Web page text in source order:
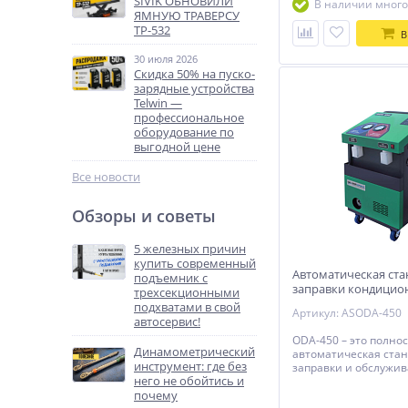
ЯМНУЮ ТРАВЕРСУ
ТР-532
30 июля 2026
Скидка 50% на пуско-
зарядные устройства
Telwin —
профессиональное
оборудование по
выгодной цене
Все новости
Обзоры и советы
5 железных причин
купить современный
подъемник с
трехсекционными
подхватами в свой
автосервис!
Динамометрический
инструмент: где без
него не обойтись и
почему
В наличии много
Автоматическая
заправки
Артикул: ASODA-450
ODA-450 – это
автоматическая
заправки и